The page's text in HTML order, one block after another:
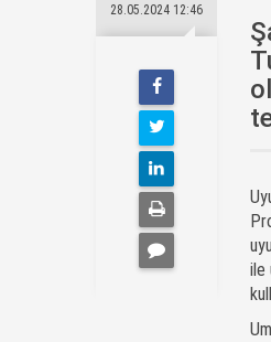
28.05.2024 12:46
ile